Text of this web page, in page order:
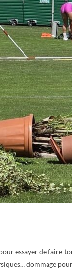
essayer de faire
dommage